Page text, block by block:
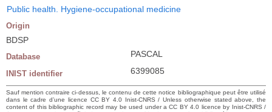
Public health. Hygiene-occupational medicine
Origin
BDSP
Database PASCAL
INIST identifier 6399085
Sauf mention contraire ci-dessus, le contenu de cette notice bibliographique peut être utilisé
dans le cadre d’une licence CC BY 4.0 Inist-CNRS / Unless otherwise stated above, the
content of this bibliographic record may be used under a CC BY 4.0 licence by Inist-CNRS /